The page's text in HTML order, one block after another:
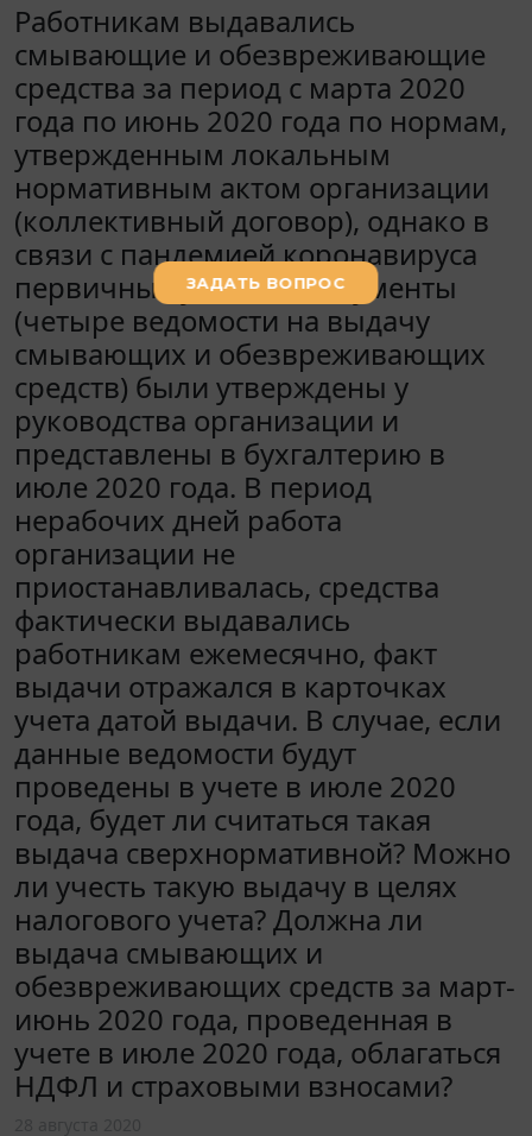
Работникам выдавались
смывающие и обезвреживающие
средства за период с марта 2020
года по июнь 2020 года по нормам,
утвержденным локальным
нормативным актом организации
(коллективный договор), однако в
связи с пандемией коронавируса
первичные учетные документы
(четыре ведомости на выдачу
смывающих и обезвреживающих
средств) были утверждены у
руководства организации и
представлены в бухгалтерию в
июле 2020 года. В период
нерабочих дней работа
организации не
приостанавливалась, средства
фактически выдавались
работникам ежемесячно, факт
выдачи отражался в карточках
учета датой выдачи. В случае, если
данные ведомости будут
проведены в учете в июле 2020
года, будет ли считаться такая
выдача сверхнормативной? Можно
ли учесть такую выдачу в целях
налогового учета? Должна ли
выдача смывающих и
обезвреживающих средств за март-
июнь 2020 года, проведенная в
учете в июле 2020 года, облагаться
НДФЛ и страховыми взносами?